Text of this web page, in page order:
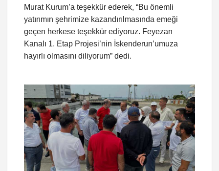
Murat Kurum’a teşekkür ederek, “Bu önemli
yatırımın şehrimize kazandırılmasında emeği
geçen herkese teşekkür ediyoruz. Feyezan
Kanalı 1. Etap Projesi’nin İskenderun’umuza
hayırlı olmasını diliyorum” dedi.